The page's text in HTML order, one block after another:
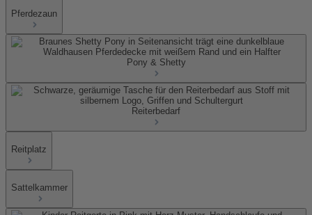
Pferdezaun
Pony & Shetty
Reiterbedarf
Reitplatz
Sattelkammer